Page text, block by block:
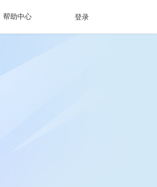
帮助中心 登录